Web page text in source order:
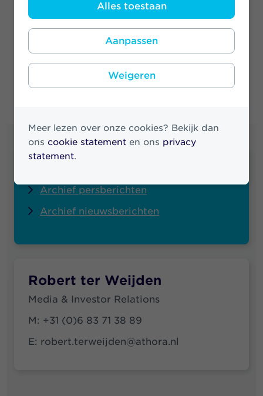
Alles toestaan
Aanpassen
Weigeren
Meer lezen over onze cookies? Bekijk dan
ons cookie statement en ons privacy
statement.
Meer nieuwsberichten
Archief persberichten
Archief nieuwsberichten
Robert ter Weijden
Media & Investor Relations
M: +31 (0)6 83 71 38 89
E: robert.terweijden@athora.nl